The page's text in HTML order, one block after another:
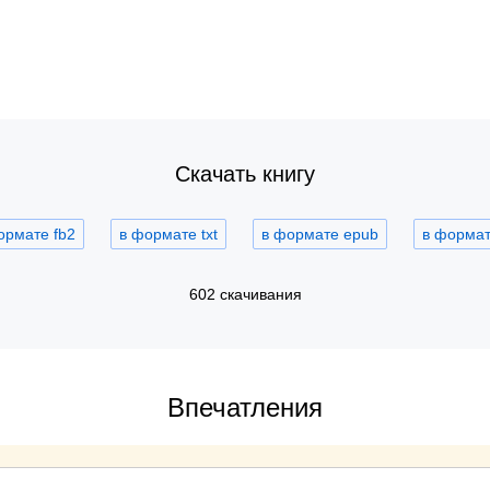
Скачать книгу
fb2 в формате txt в формате epub в
602 скачивания
Впечатления